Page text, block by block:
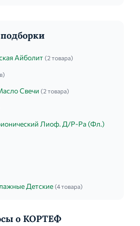
Айболит (2 товара)
Свечи (2 товара)
Лиоф. Д/Р-Ра (Фл.)
Детские (4 товара)
о КОРТЕФ